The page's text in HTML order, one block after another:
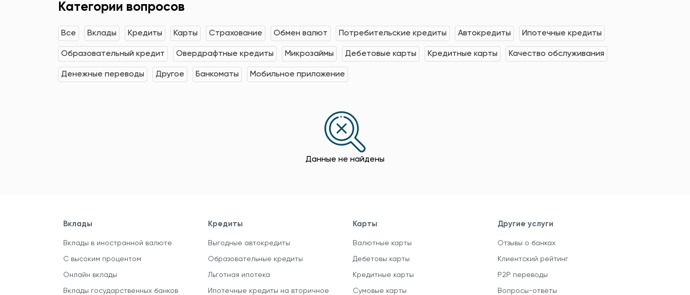
Категории вопросов
Все Вклады Кредиты Карты Страхование Обмен валют Потребительские кредиты Автокредиты Ипотечные кредиты
Образовательный кредит Овердрафтные кредиты Микрозаймы Дебетовые карты Кредитные карты Качество обслуживания
Денежные переводы Другое Банкоматы Мобильное приложение
Данные не найдены
Вклады
Вклады в иностранной валюте
С высоким процентом
Онлайн вклады
Вклады государственных банков
Кредиты
Выгодные автокредиты
Образовательные кредиты
Льготная ипотека
Ипотечные кредиты на вторичное
Карты
Валютные карты
Дебетовы карты
Кредитные карты
Сумовые карты
Другие услуги
Отзывы о банках
Клиентский рейтинг
P2P переводы
Вопросы-ответы